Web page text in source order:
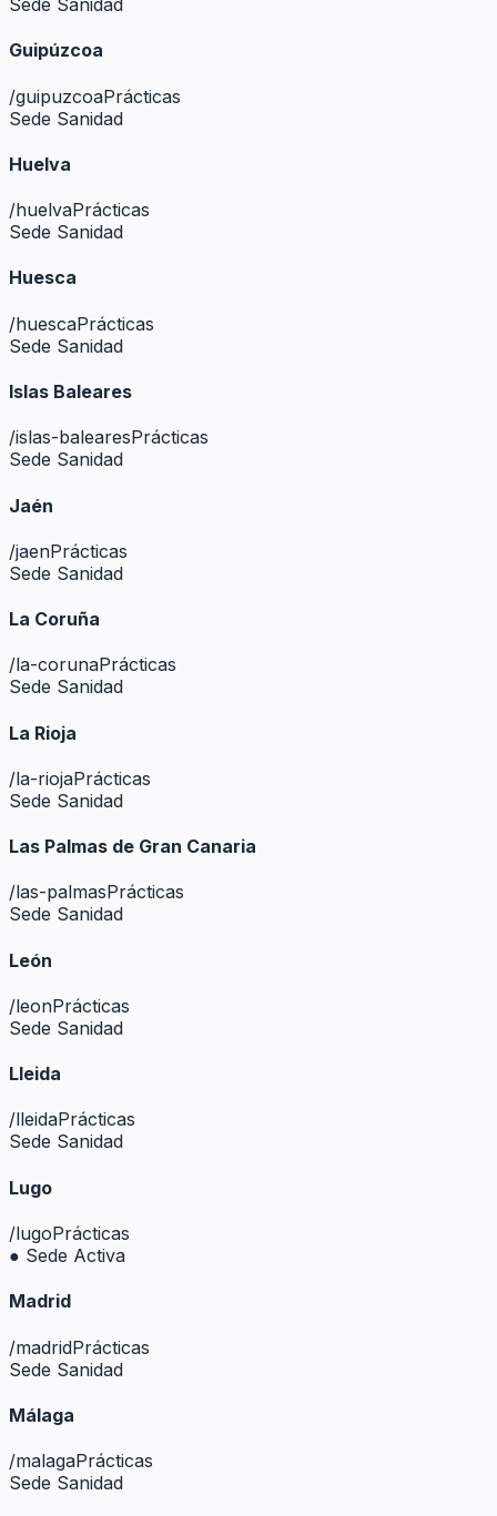
Sede Sanidad
Guipúzcoa
/guipuzcoaPrácticas
Sede Sanidad
Huelva
/huelvaPrácticas
Sede Sanidad
Huesca
/huescaPrácticas
Sede Sanidad
Islas Baleares
/islas-balearesPrácticas
Sede Sanidad
Jaén
/jaenPrácticas
Sede Sanidad
La Coruña
/la-corunaPrácticas
Sede Sanidad
La Rioja
/la-riojaPrácticas
Sede Sanidad
Las Palmas de Gran Canaria
/las-palmasPrácticas
Sede Sanidad
León
/leonPrácticas
Sede Sanidad
Lleida
/lleidaPrácticas
Sede Sanidad
Lugo
/lugoPrácticas
● Sede Activa
Madrid
/madridPrácticas
Sede Sanidad
Málaga
/malagaPrácticas
Sede Sanidad